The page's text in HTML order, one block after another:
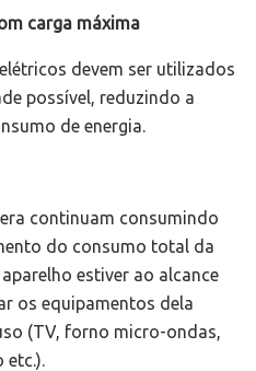
carga máxima
devem ser utilizados
possível, reduzindo a
de energia.
continuam consumindo
do consumo total da
estiver ao alcance
os equipamentos dela
(TV, forno micro-ondas,
etc.).